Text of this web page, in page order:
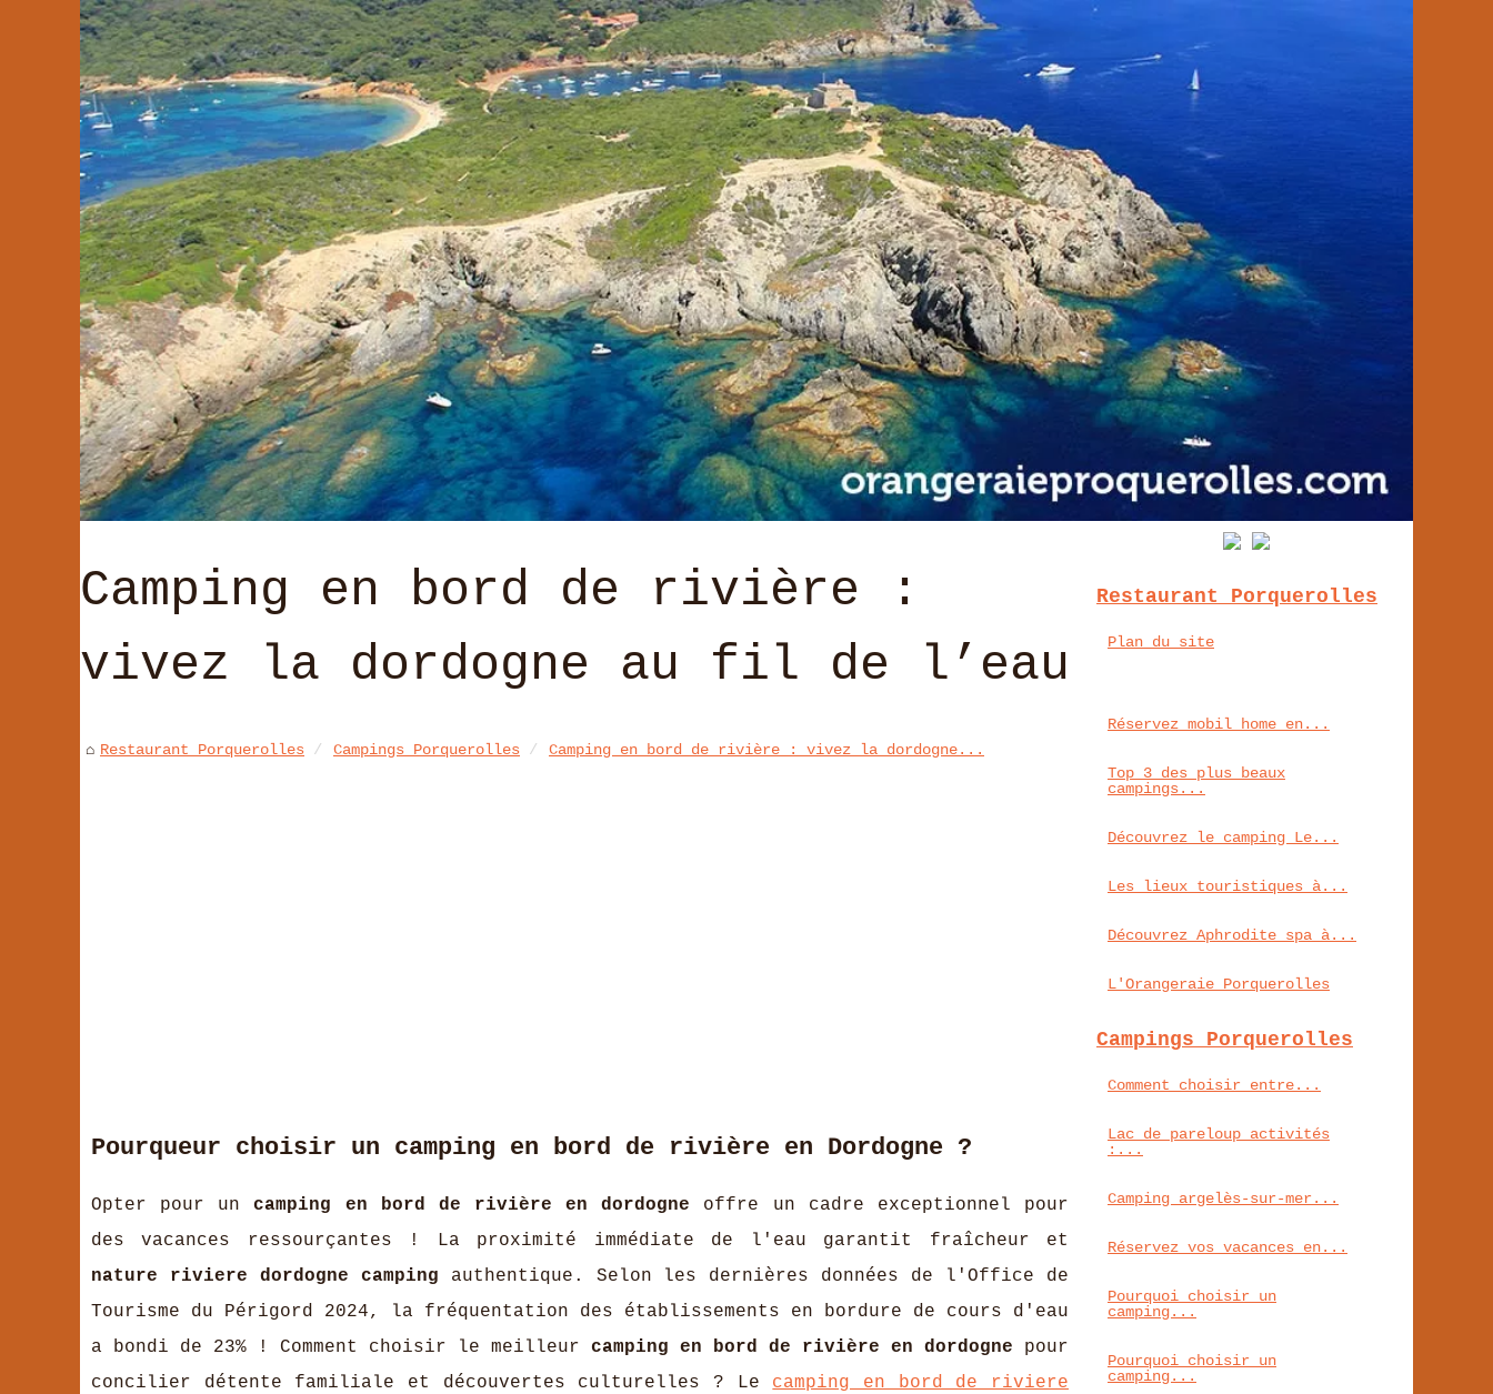
Camping en bord de rivière :
vivez la dordogne au fil de l’eau
Restaurant Porquerolles Campings Porquerolles Camping en bord de rivière : vivez la dordogne...
Pourqueur choisir un camping en bord de rivière en Dordogne ?
Opter pour uncamping en bord de rivière en dordogne offre un cadre exceptionnel pour
des vacances ressourçantes ! La proximité immédiate de l'eau garantit fraîcheur et
nature riviere dordogne camping authentique. Selon les dernières données de l'Office de
Tourisme du Périgord 2024, la fréquentation des établissements en bordure de cours d'eau
a bondi de 23% ! Comment choisir le meilleur camping en bord de rivière en dordogne pour
concilier détente familiale et découvertes culturelles ? Le camping en bord de riviere
Restaurant Porquerolles
Plan du site
Réservez mobil home en...
Top 3 des plus beaux
campings...
Découvrez le camping Le...
Les lieux touristiques à...
Découvrez Aphrodite spa à...
L'Orangeraie Porquerolles
Campings Porquerolles
Comment choisir entre...
Lac de pareloup activités
:...
Camping argelès-sur-mer...
Réservez vos vacances en...
Pourquoi choisir un
camping...
Pourquoi choisir un
camping...